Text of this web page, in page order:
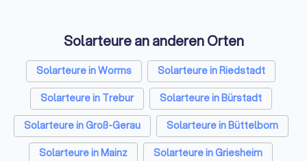
Schreiner in Hillesheim Rheinhessen
Rohrreinigungsbetriebe in Hillesheim Rheinhessen
Solarteure an anderen Orten
Solarteure in Worms
Solarteure in Riedstadt
Solarteure in Trebur
Solarteure in Bürstadt
Solarteure in Groß-Gerau
Solarteure in Büttelborn
Solarteure in Mainz
Solarteure in Griesheim